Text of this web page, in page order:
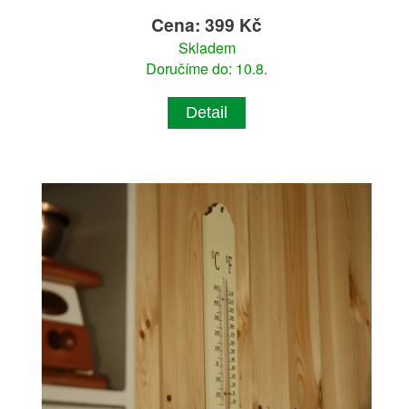
Cena: 399 Kč
Skladem
Doručíme do: 10.8.
Detail